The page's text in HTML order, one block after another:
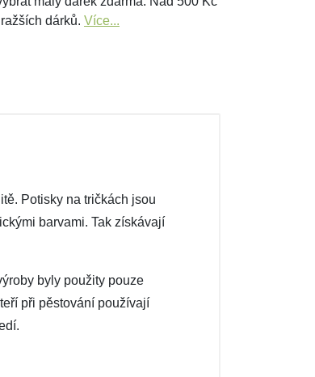
dárků. Více...
Potisky na tričkách jsou
barvami. Tak získávají
byly použity pouze
při pěstování používají